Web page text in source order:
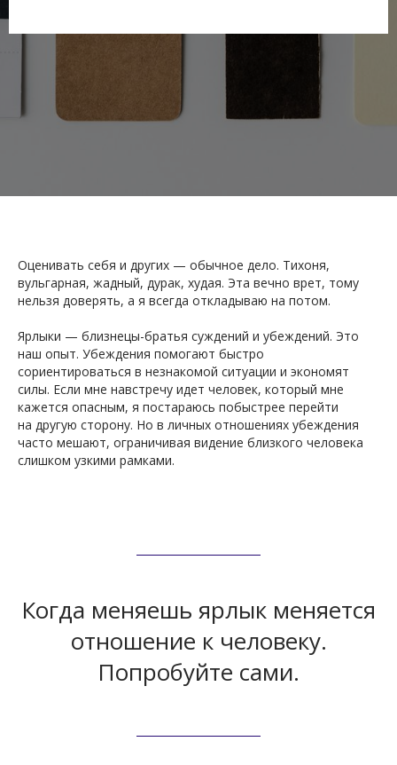
Оценивать себя и других — обычное дело. Тихоня,
вульгарная, жадный, дурак, худая. Эта вечно врет, тому
нельзя доверять, а я всегда откладываю на потом.
Ярлыки — близнецы-братья суждений и убеждений. Это
наш опыт. Убеждения помогают быстро
сориентироваться в незнакомой ситуации и экономят
силы. Если мне навстречу идет человек, который мне
кажется опасным, я постараюсь побыстрее перейти
на другую сторону. Но в личных отношениях убеждения
часто мешают, ограничивая видение близкого человека
слишком узкими рамками.
Когда меняешь ярлык меняется
отношение к человеку.
Попробуйте сами.